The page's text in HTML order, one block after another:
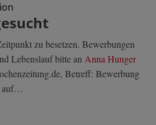
zu besetzen. Bewerbungen
Lebenslauf bitte anAnna Hunger
Betreff: Bewerbung
auf…